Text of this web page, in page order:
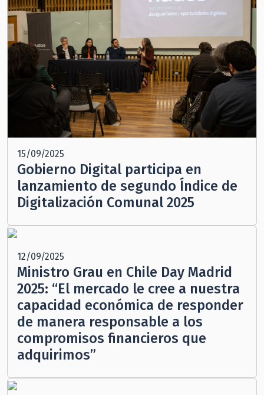
15/09/2025
Gobierno Digital participa en
lanzamiento de segundo Índice de
Digitalización Comunal 2025
12/09/2025
Ministro Grau en Chile Day Madrid
2025: “El mercado le cree a nuestra
capacidad económica de responder
de manera responsable a los
compromisos financieros que
adquirimos”